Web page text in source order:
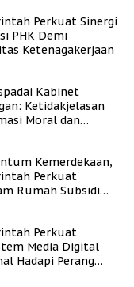
Perkuat Sinergi
PHK Demi
Ketenagakerjaan
Kabinet
Ketidakjelasan
Moral dan
Kemerdekaan,
Perkuat
Rumah Subsidi
Perkuat
Media Digital
Hadapi Perang